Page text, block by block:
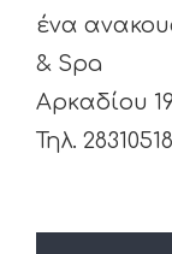
ένα
& Spa
Αρκαδίου
Τηλ.